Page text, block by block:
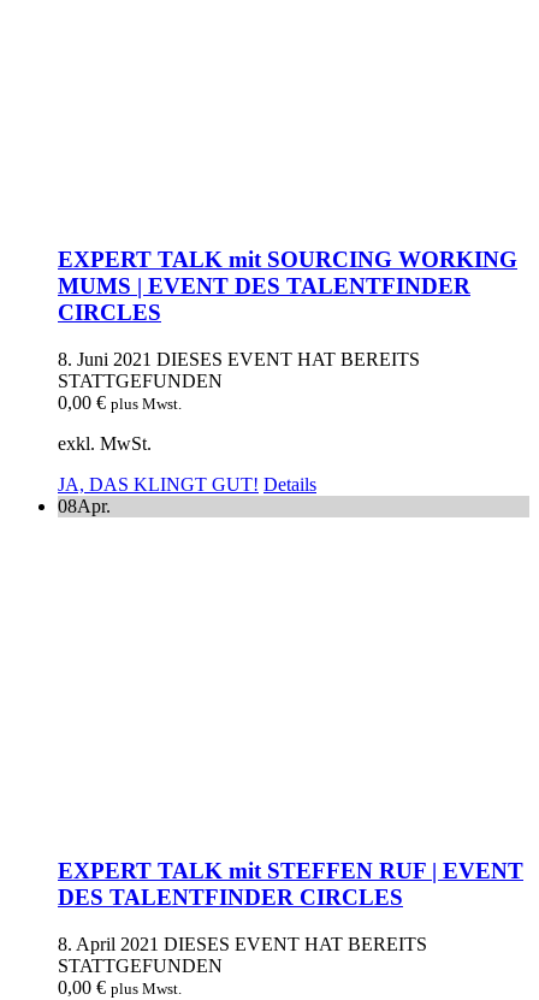
EXPERT TALK mit SOURCING WORKING
MUMS | EVENT DES TALENTFINDER
CIRCLES
8. Juni 2021 DIESES EVENT HAT BEREITS
STATTGEFUNDEN
0,00 € plus Mwst.
exkl. MwSt.
JA, DAS KLINGT GUT! Details
08Apr.
EXPERT TALK mit STEFFEN RUF | EVENT
DES TALENTFINDER CIRCLES
8. April 2021 DIESES EVENT HAT BEREITS
STATTGEFUNDEN
0,00 € plus Mwst.